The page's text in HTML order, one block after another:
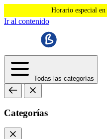
Horario especial en
Ir al contenido
Todas las categorías
Categorías